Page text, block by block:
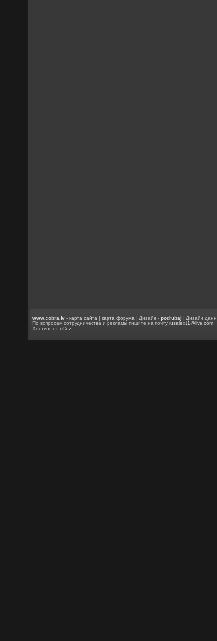
www.cobra.lv -карта сайта |карта форума | Дизайн -podrubaj | Дизайн
По вопросам сотрудничества и рекламы пишите на почтуrusalex11@live.com
Хостинг отuCoz